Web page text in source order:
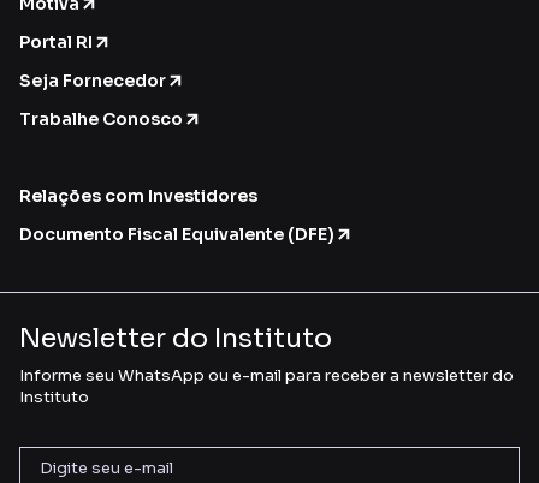
Portal RI
Seja Fornecedor
Trabalhe Conosco
Relações com Investidores
Documento Fiscal Equivalente (DFE)
Newsletter do Instituto
Informe seu WhatsApp ou e-mail para receber a newsletter do
Instituto